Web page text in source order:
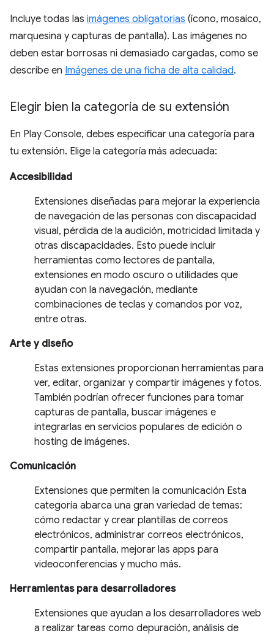
Incluye todas las imágenes obligatorias (ícono, mosaico,
marquesina y capturas de pantalla). Las imágenes no
deben estar borrosas ni demasiado cargadas, como se
describe en Imágenes de una ficha de alta calidad.
Elegir bien la categoría de su extensión
En Play Console, debes especificar una categoría para
tu extensión. Elige la categoría más adecuada:
Accesibilidad
Extensiones diseñadas para mejorar la experiencia
de navegación de las personas con discapacidad
visual, pérdida de la audición, motricidad limitada y
otras discapacidades. Esto puede incluir
herramientas como lectores de pantalla,
extensiones en modo oscuro o utilidades que
ayudan con la navegación, mediante
combinaciones de teclas y comandos por voz,
entre otras.
Arte y diseño
Estas extensiones proporcionan herramientas para
ver, editar, organizar y compartir imágenes y fotos.
También podrían ofrecer funciones para tomar
capturas de pantalla, buscar imágenes e
integrarlas en servicios populares de edición o
hosting de imágenes.
Comunicación
Extensiones que permiten la comunicación Esta
categoría abarca una gran variedad de temas:
cómo redactar y crear plantillas de correos
electrónicos, administrar correos electrónicos,
compartir pantalla, mejorar las apps para
videoconferencias y mucho más.
Herramientas para desarrolladores
Extensiones que ayudan a los desarrolladores web
a realizar tareas como depuración, análisis de